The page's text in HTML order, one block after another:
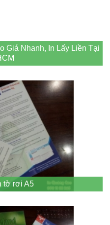
Giá Nhanh, In Lấy Liền Tại
tờ rơi A5